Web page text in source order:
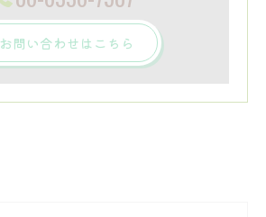
お問い合わせはこちら